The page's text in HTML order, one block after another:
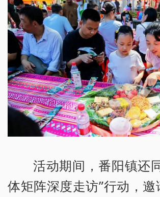
活动期间，番阳镇还
体矩阵深度走访”行动，